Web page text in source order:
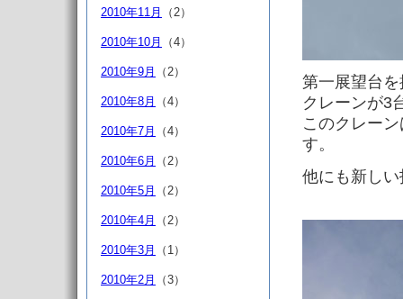
第一展望台
クレーンが3
このクレー
す。
他にも新し
2010年11月 （2）
2010年10月 （4）
2010年9月 （2）
2010年8月 （4）
2010年7月 （4）
2010年6月 （2）
2010年5月 （2）
2010年4月 （2）
2010年3月 （1）
2010年2月 （3）